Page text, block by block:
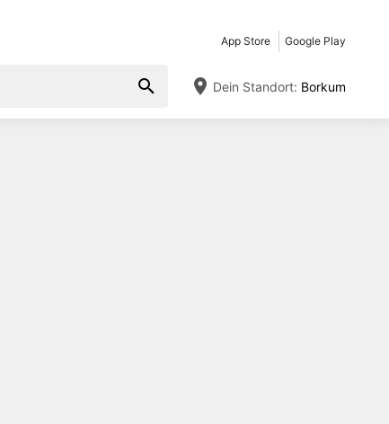
App Store Google Play
Dein Standort: Borkum